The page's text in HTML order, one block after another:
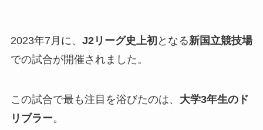
2023年7月に、 J2リーグ史上初 となる新国立競技場
での試合が開催されました。
この試合で最も注目を浴びたのは、 大学3年生のド
リブラー。